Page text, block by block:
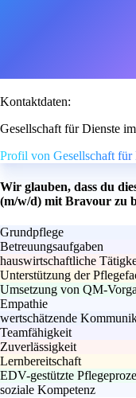
Kontaktdaten:
Gesellschaft für Dienste
Profil von Gesellschaft
Wir glauben, dass du
(m/w/d) mit Bravour zu
Grundpflege
Betreuungsaufgaben
hauswirtschaftliche
Unterstützung der
Umsetzung von QM-
Empathie
wertschätzende
Teamfähigkeit
Zuverlässigkeit
Lernbereitschaft
EDV-gestützte
soziale Kompetenz